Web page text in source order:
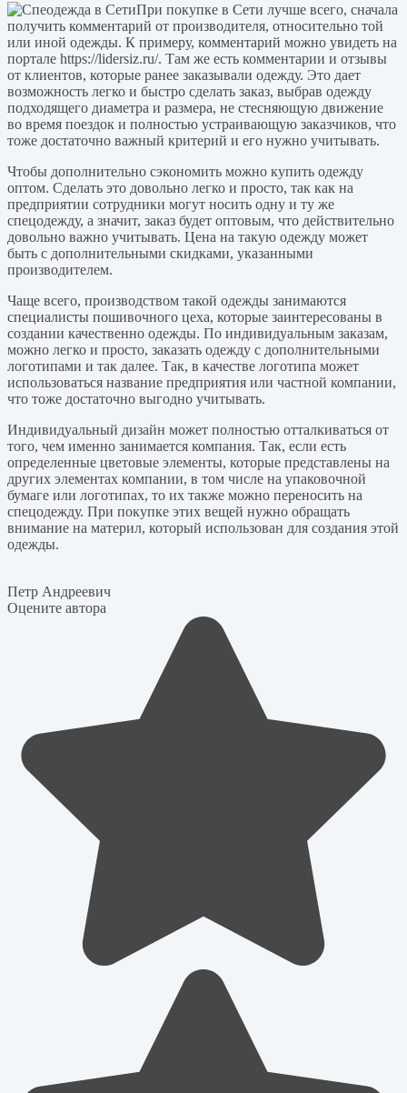
При покупке в Сети лучше всего, сначала
получить комментарий от производителя, относительно той
или иной одежды. К примеру, комментарий можно увидеть на
портале https://lidersiz.ru/. Там же есть комментарии и отзывы
от клиентов, которые ранее заказывали одежду. Это дает
возможность легко и быстро сделать заказ, выбрав одежду
подходящего диаметра и размера, не стесняющую движение
во время поездок и полностью устраивающую заказчиков, что
тоже достаточно важный критерий и его нужно учитывать.
Чтобы дополнительно сэкономить можно купить одежду
оптом. Сделать это довольно легко и просто, так как на
предприятии сотрудники могут носить одну и ту же
спецодежду, а значит, заказ будет оптовым, что действительно
довольно важно учитывать. Цена на такую одежду может
быть с дополнительными скидками, указанными
производителем.
Чаще всего, производством такой одежды занимаются
специалисты пошивочного цеха, которые заинтересованы в
создании качественно одежды. По индивидуальным заказам,
можно легко и просто, заказать одежду с дополнительными
логотипами и так далее. Так, в качестве логотипа может
использоваться название предприятия или частной компании,
что тоже достаточно выгодно учитывать.
Индивидуальный дизайн может полностью отталкиваться от
того, чем именно занимается компания. Так, если есть
определенные цветовые элементы, которые представлены на
других элементах компании, в том числе на упаковочной
бумаге или логотипах, то их также можно переносить на
спецодежду. При покупке этих вещей нужно обращать
внимание на материл, который использован для создания этой
одежды.
Петр Андреевич
Оцените автора